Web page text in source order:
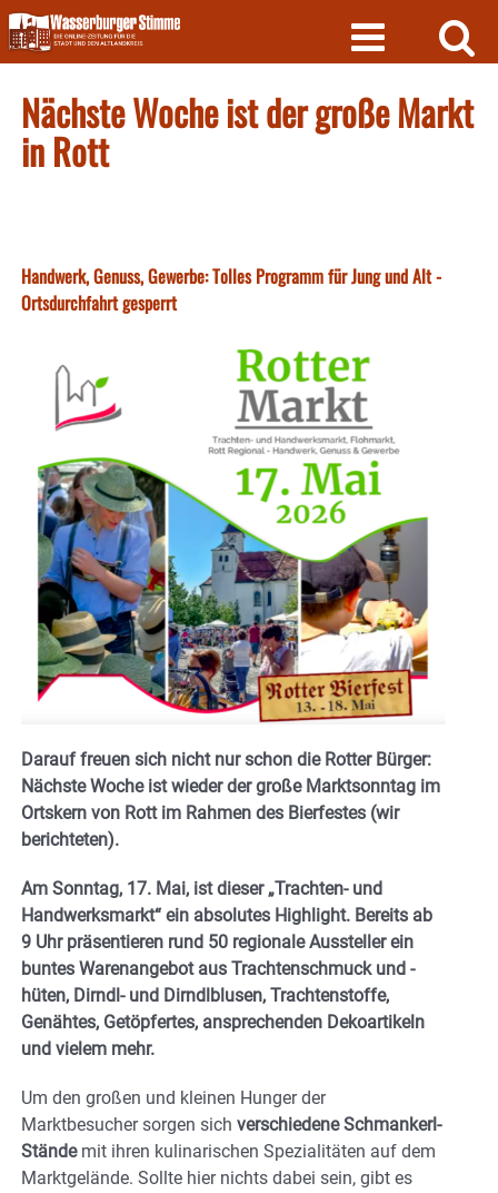
Skip
to
content
Nächste Woche ist der große Markt
in Rott
Handwerk, Genuss, Gewerbe: Tolles Programm für Jung und Alt -
Ortsdurchfahrt gesperrt
Darauf freuen sich nicht nur schon die Rotter Bürger:
Nächste Woche ist wieder der große Marktsonntag im
Ortskern von Rott im Rahmen des Bierfestes (wir
berichteten).
Am Sonntag, 17. Mai, ist dieser „Trachten- und
Handwerksmarkt“ ein absolutes Highlight. Bereits ab
9 Uhr präsentieren rund 50 regionale Aussteller ein
buntes Warenangebot aus Trachtenschmuck und -
hüten, Dirndl- und Dirndlblusen, Trachtenstoffe,
Genähtes, Getöpfertes, ansprechenden Dekoartikeln
und vielem mehr.
Um den großen und kleinen Hunger der
Marktbesucher sorgen sich verschiedene Schmankerl-
Ständemit ihren kulinarischen Spezialitäten auf dem
Marktgelände. Sollte hier nichts dabei sein, gibt es